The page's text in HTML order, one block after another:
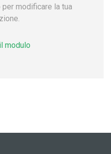
modificare la tua
modulo